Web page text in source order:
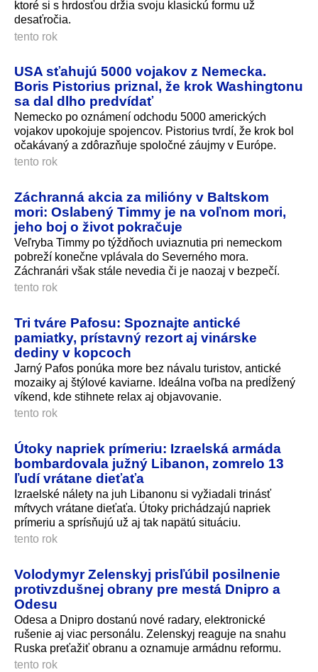
ktoré si s hrdosťou držia svoju klasickú formu už
desaťročia.
tento rok
USA sťahujú 5000 vojakov z Nemecka.
Boris Pistorius priznal, že krok Washingtonu
sa dal dlho predvídať
Nemecko po oznámení odchodu 5000 amerických
vojakov upokojuje spojencov. Pistorius tvrdí, že krok bol
očakávaný a zdôrazňuje spoločné záujmy v Európe.
tento rok
Záchranná akcia za milióny v Baltskom
mori: Oslabený Timmy je na voľnom mori,
jeho boj o život pokračuje
Veľryba Timmy po týždňoch uviaznutia pri nemeckom
pobreží konečne vplávala do Severného mora.
Záchranári však stále nevedia či je naozaj v bezpečí.
tento rok
Tri tváre Pafosu: Spoznajte antické
pamiatky, prístavný rezort aj vinárske
dediny v kopcoch
Jarný Pafos ponúka more bez návalu turistov, antické
mozaiky aj štýlové kaviarne. Ideálna voľba na predĺžený
víkend, kde stihnete relax aj objavovanie.
tento rok
Útoky napriek prímeriu: Izraelská armáda
bombardovala južný Libanon, zomrelo 13
ľudí vrátane dieťaťa
Izraelské nálety na juh Libanonu si vyžiadali trinásť
mŕtvych vrátane dieťaťa. Útoky prichádzajú napriek
prímeriu a sprísňujú už aj tak napätú situáciu.
tento rok
Volodymyr Zelenskyj prisľúbil posilnenie
protivzdušnej obrany pre mestá Dnipro a
Odesu
Odesa a Dnipro dostanú nové radary, elektronické
rušenie aj viac personálu. Zelenskyj reaguje na snahu
Ruska preťažiť obranu a oznamuje armádnu reformu.
tento rok